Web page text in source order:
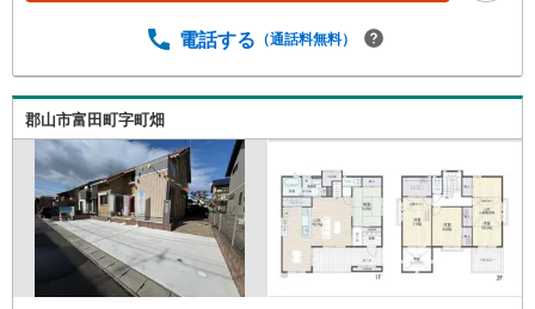
電話する （通話料無料）
郡山市富田町字町畑